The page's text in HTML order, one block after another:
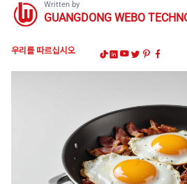
Written by
GUANGDONG WEBO
우리를 따르십시오